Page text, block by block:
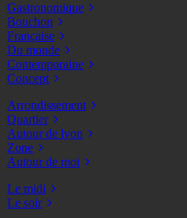
Gastronomique
Bouchon
Française
Du monde
Contemporaine
Concept
Arrondissement
Quartier
Autour de lyon
Zone
Autour de moi
Le midi
Le soir